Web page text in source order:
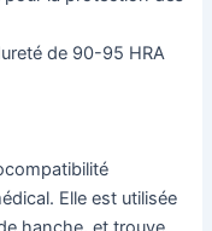
de 90-95 HRA
Elle est utilisée